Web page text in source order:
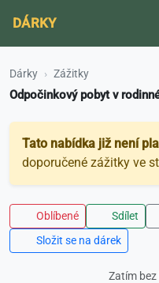
DÁRKY
Dárky Zážitky
Odpočinkový pobyt v
Tato nabídka již není
doporučené zážitky ve
Oblíbené Sdílet
Složit se na dárek
Zatím